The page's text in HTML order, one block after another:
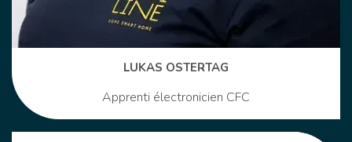
LUKAS OSTERTAG
Apprenti électronicien CFC